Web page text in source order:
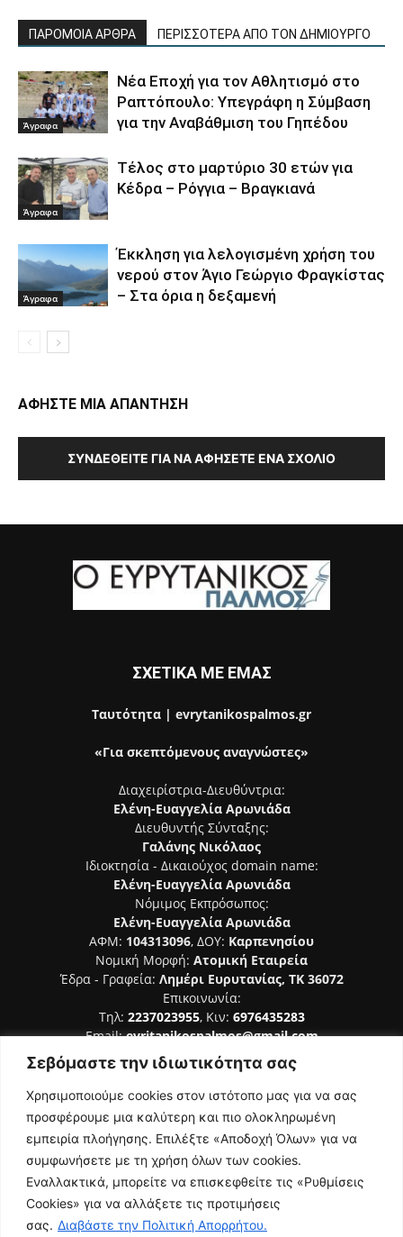
Σεβόμαστε την ιδιωτικότητα σας
Χρησιμοποιούμε cookies στον ιστότοπο μας για να σας
προσφέρουμε μια καλύτερη και πιο ολοκληρωμένη
εμπειρία πλοήγησης. Επιλέξτε «Αποδοχή Όλων» για να
συμφωνήσετε με τη χρήση όλων των cookies.
Εναλλακτικά, μπορείτε να επισκεφθείτε τις «Ρυθμίσεις
Cookies» για να αλλάξετε τις προτιμήσεις
σας. Διαβάστε την Πολιτική Απορρήτου.
ΠΑΡΟΜΟΙΑ ΑΡΘΡΑ ΠΕΡΙΣΣΟΤΕΡΑ ΑΠΟ ΤΟΝ ΔΗΜΙΟΥΡΓΟ
Άγραφα
Νέα Εποχή για τον Αθλητισμό στο
Ραπτόπουλο: Υπεγράφη η Σύμβαση
για την Αναβάθμιση του Γηπέδου
Άγραφα
Τέλος στο μαρτύριο 30 ετών για
Κέδρα – Ρόγγια – Βραγκιανά
Άγραφα
Έκκληση για λελογισμένη χρήση του
νερού στον Άγιο Γεώργιο Φραγκίστας
– Στα όρια η δεξαμενή
ΑΦΗΣΤΕ ΜΙΑ ΑΠΑΝΤΗΣΗ
ΣΥΝΔΕΘΕΊΤΕ ΓΙΑ ΝΑ ΑΦΉΣΕΤΕ ΈΝΑ ΣΧΌΛΙΟ
ΣΧΕΤΙΚΑ ΜΕ ΕΜΑΣ
Ταυτότητα | evrytanikospalmos.gr
«Για σκεπτόμενους αναγνώστες»
Διαχειρίστρια-Διευθύντρια:
Ελένη-Ευαγγελία Αρωνιάδα
Διευθυντής Σύνταξης:
Γαλάνης Νικόλαος
Ιδιοκτησία - Δικαιούχος domain name:
Ελένη-Ευαγγελία Αρωνιάδα
Νόμιμος Εκπρόσωπος:
Ελένη-Ευαγγελία Αρωνιάδα
ΑΦΜ: 104313096, ΔΟΥ: Καρπενησίου
Νομική Μορφή: Ατομική Εταιρεία
Έδρα - Γραφεία: Λημέρι Ευρυτανίας, ΤΚ 36072
Επικοινωνία:
Τηλ: 2237023955, Κιν: 6976435283
Email:evritanikospalmos@gmail.com
Αριθμός Πιστοποίησης Μ.Η.Τ. 242044
ΑΚΟΛΟΥΘΗΣΕ ΜΑΣ